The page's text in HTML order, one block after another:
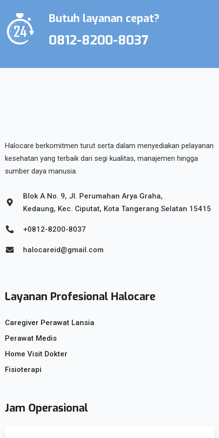
Butuh layanan cepat?
0812-8200-8037
Halocare berkomitmen turut serta dalam menyediakan pelayanan
kesehatan yang terbaik dari segi kualitas, manajemen hingga
sumber daya manusia.
Blok A No. 9, Jl. Perumahan Arya Graha,
Kedaung, Kec. Ciputat, Kota Tangerang Selatan 15415
+0812-8200-8037
halocareid@gmail.com
Layanan Profesional Halocare
Caregiver Perawat Lansia
Perawat Medis
Home Visit Dokter
Fisioterapi
Jam Operasional